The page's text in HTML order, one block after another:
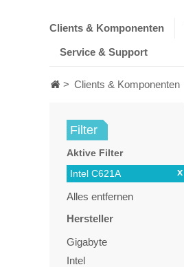
Clients & Komponenten
Service & Support
> Clients & Komponenten
Filter
Aktive Filter
x
Intel C621A
Alles entfernen
Hersteller
Gigabyte
Intel